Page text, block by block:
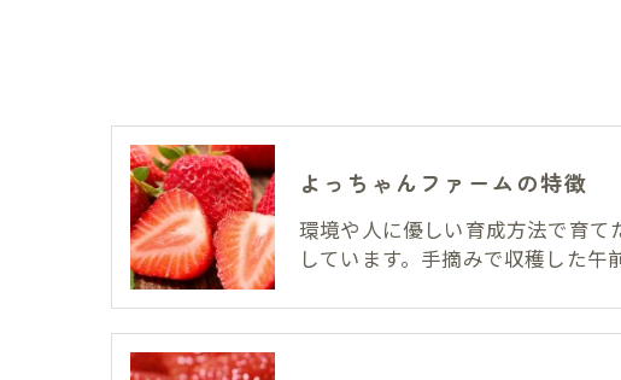
よっちゃんファームの特徴
環境や人に優しい育成方法で育て
しています。手摘みで収穫した午